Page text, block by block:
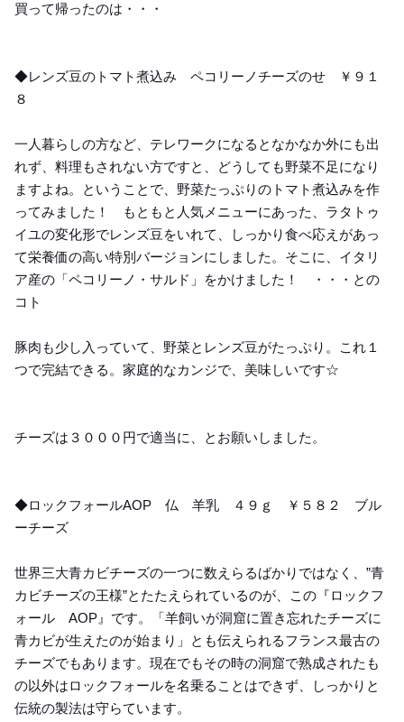
買って帰ったのは・・・
◆レンズ豆のトマト煮込み ペコリーノチーズのせ ￥９１
８
一人暮らしの方など、テレワークになるとなかなか外にも出
れず、料理もされない方ですと、どうしても野菜不足になり
ますよね。ということで、野菜たっぷりのトマト煮込みを作
ってみました！ もともと人気メニューにあった、ラタトゥ
イユの変化形でレンズ豆をいれて、しっかり食べ応えがあっ
て栄養価の高い特別バージョンにしました。そこに、イタリ
ア産の「ペコリーノ・サルド」をかけました！ ・・・との
コト
豚肉も少し入っていて、野菜とレンズ豆がたっぷり。これ１
つで完結できる。家庭的なカンジで、美味しいです☆
チーズは３０００円で適当に、とお願いしました。
◆ロックフォールAOP 仏 羊乳 ４９ｇ ￥５８２ ブル
ーチーズ
世界三大青カビチーズの一つに数えらるばかりではなく、”青
カビチーズの王様”とたたえられているのが、この『ロックフ
ォール AOP』です。「羊飼いが洞窟に置き忘れたチーズに
青カビが生えたのが始まり」とも伝えられるフランス最古の
チーズでもあります。現在でもその時の洞窟で熟成されたも
の以外はロックフォールを名乗ることはできず、しっかりと
伝統の製法は守らています。